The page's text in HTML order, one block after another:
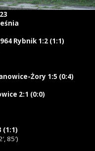
Rybnik 1:2 (1:1)
Żory 1:5 (0:4)
2:1 (0:0)
(1:1)
85′)